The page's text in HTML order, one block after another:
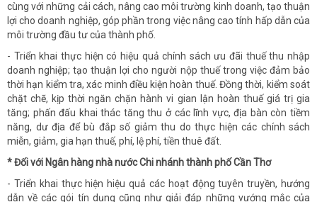
cùng với những cải cách, nâng cao môi trường kinh doanh, tạo thuận
lợi cho doanh nghiệp, góp phần trong việc nâng cao tính hấp dẫn của
môi trường đầu tư của thành phố.
- Triển khai thực hiện có hiệu quả chính sách ưu đãi thuế thu nhập
doanh nghiệp; tạo thuận lợi cho người nộp thuế trong việc đảm bảo
thời hạn kiểm tra, xác minh điều kiện hoàn thuế. Đồng thời, kiểm soát
chặt chẽ, kịp thời ngăn chặn hành vi gian lận hoàn thuế giá trị gia
tăng; phấn đấu khai thác tăng thu ở các lĩnh vực, địa bàn còn tiềm
năng, dư địa để bù đắp số giảm thu do thực hiện các chính sách
miễn, giảm, gia hạn thuế, phí, lệ phí, tiền thuê đất.
* Đối với Ngân hàng nhà nước Chi nhánh thành phố Cần Thơ
- Triển khai thực hiện hiệu quả các hoạt động tuyên truyền, hướng
dẫn về các gói tín dụng cũng như giải đáp những vướng mắc của